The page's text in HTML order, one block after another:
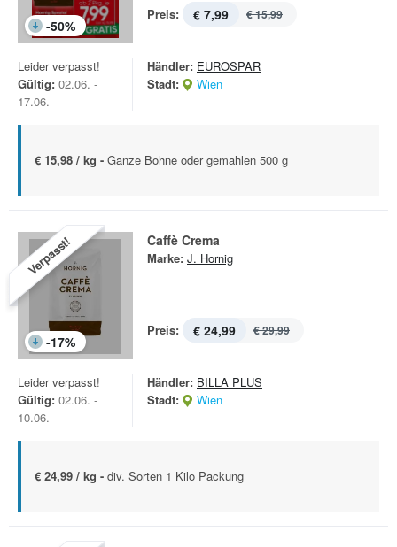
-50%
Preis: € 7,99 € 15,99
Leider verpasst!
Gültig: 02.06. -
17.06.
Händler: EUROSPAR
Stadt:
Wien
€ 15,98 / kg - Ganze Bohne oder gemahlen 500 g
Verpasst!
-17%
Caffè Crema
Marke: J. Hornig
Preis: € 24,99 € 29,99
Leider verpasst!
Gültig: 02.06. -
10.06.
Händler: BILLA PLUS
Stadt:
Wien
€ 24,99 / kg - div. Sorten 1 Kilo Packung